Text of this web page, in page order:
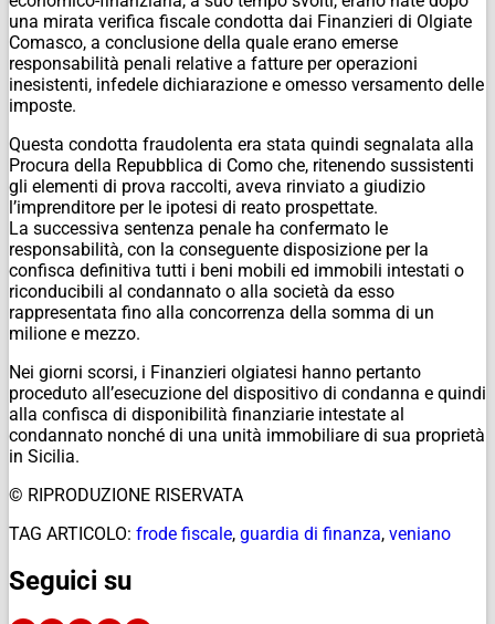
una mirata verifica fiscale condotta dai Finanzieri di Olgiate
Comasco, a conclusione della quale erano emerse
responsabilità penali relative a fatture per operazioni
inesistenti, infedele dichiarazione e omesso versamento delle
imposte.
Questa condotta fraudolenta era stata quindi segnalata alla
Procura della Repubblica di Como che, ritenendo sussistenti
gli elementi di prova raccolti, aveva rinviato a giudizio
l’imprenditore per le ipotesi di reato prospettate.
La successiva sentenza penale ha confermato le
responsabilità, con la conseguente disposizione per la
confisca definitiva tutti i beni mobili ed immobili intestati o
riconducibili al condannato o alla società da esso
rappresentata fino alla concorrenza della somma di un
milione e mezzo.
Nei giorni scorsi, i Finanzieri olgiatesi hanno pertanto
proceduto all’esecuzione del dispositivo di condanna e quindi
alla confisca di disponibilità finanziarie intestate al
condannato nonché di una unità immobiliare di sua proprietà
in Sicilia.
© RIPRODUZIONE RISERVATA
TAG ARTICOLO: frode fiscale, guardia di finanza, veniano
Seguici su